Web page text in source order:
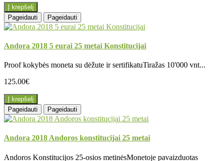
Į krepšelį
Pageidauti
Pageidauti
Andora 2018 5 eurai 25 metai Konstitucijai
Proof kokybės moneta su dėžute ir sertifikatuTiražas 10'000 vnt...
125.00€
Į krepšelį
Pageidauti
Pageidauti
Andora 2018 Andoros konstitucijai 25 metai
Andoros Konstitucijos 25-osios metinėsMonetoje pavaizduotas